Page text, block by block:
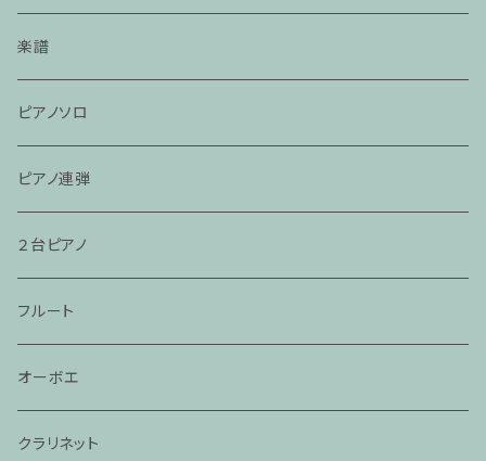
楽譜
ピアノソロ
ピアノ連弾
２台ピアノ
フルート
オーボエ
クラリネット